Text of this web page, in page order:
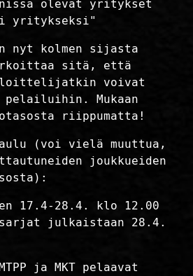
olevat yritykset
yritykseksi"
nyt kolmen sijasta
sitä, että
voivat
Mukaan
riippumatta!
(voi vielä muuttua,
joukkueiden
17.4-28.4. klo 12.00
julkaistaan 28.4.
ja MKT pelaavat